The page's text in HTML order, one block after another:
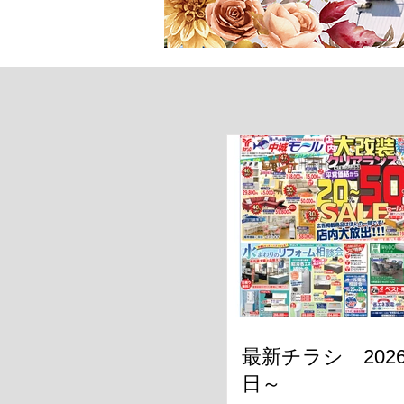
最新チラシ
日～